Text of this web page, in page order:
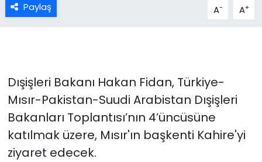
Paylaş A- A+
Dışişleri Bakanı Hakan Fidan, Türkiye-
Mısır-Pakistan-Suudi Arabistan Dışişleri
Bakanları Toplantısı’nın 4’üncüsüne
katılmak üzere, Mısır'ın başkenti Kahire'yi
ziyaret edecek.